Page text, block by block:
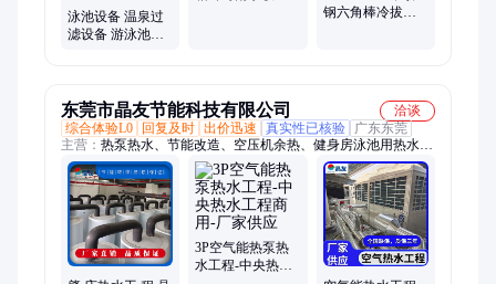
泳池设备 温泉过
滤设备 游泳池过
钢六角棒冷拔钢
东莞市晶友节能科技有限公司
洽谈
综合体验L0
回复及时 出价迅速 真实性已核验
广东东莞
主营： 热泵热水、节能改造、空压机余热、健身房泳池用热水工
程、商用太阳能、太阳能热水、烘干房节能、商用空压机、老化
房节能、太阳能热泵、热水工程标书、热水工程方案、电厂循环
水泵、循环水泵节能、利用工程水箱、热水工程施工、热水工程
水箱、热水工程控制、空气能热泵一体机、空气能热泵烘干机、
空气能热泵供暖机
3P空气能热泵热
水工程-中央热水